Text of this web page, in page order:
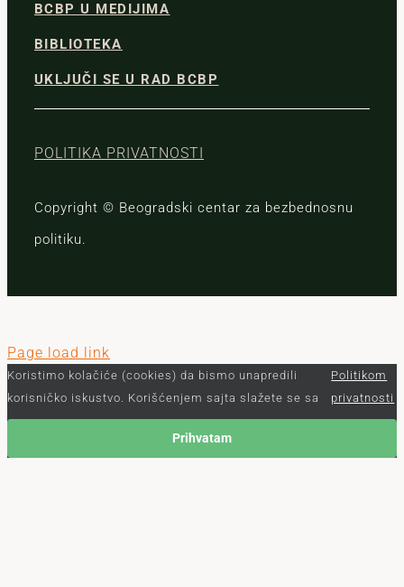
BCBP U MEDIJIMA
BIBLIOTEKA
UKLJUČI SE U RAD BCBP
POLITIKA PRIVATNOSTI
Copyright © Beogradski centar za bezbednosnu
politiku.
Page load link
Koristimo kolačiće (cookies) da bismo unapredili
korisničko iskustvo. Korišćenjem sajta slažete se sa
Politikom
privatnosti
Prihvatam